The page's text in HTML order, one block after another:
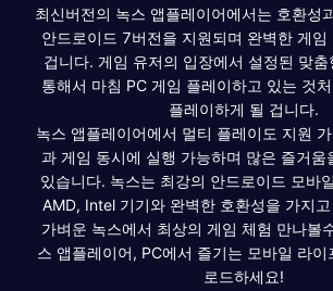
최신버전의 녹스 앱플레이어에서는 호환성
안드로이드 7버전을 지원되며 완벽한 게임
겁니다. 게임 유저의 입장에서 설정된 맞
통해서 마침 PC 게임 플레이하고 있는 것
플레이하게 될 겁니다.
녹스 앱플레이어에서 멀티 플레이도 지원
과 게임 동시에 실행 가능하며 많은 즐거움
있습니다. 녹스는 최강의 안드로이드 모바
AMD, Intel 기기와 완벽한 호환성을 가지
가벼운 녹스에서 최상의 게임 체험 만나볼
스 앱플레이어, PC에서 즐기는 모바일 라
로드하세요!